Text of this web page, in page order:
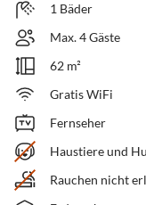
1 Bäder
Max. 4 Gäste
62 m²
Gratis WiFi
Fernseher
Haustiere und
Rauchen nicht